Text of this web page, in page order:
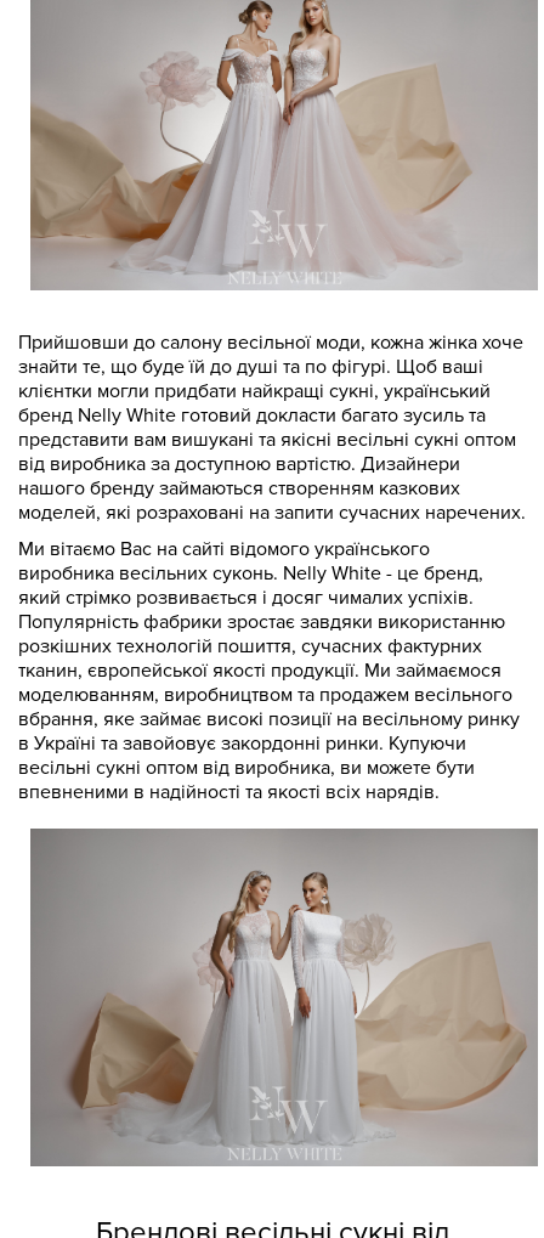
Прийшовши до салону весільної моди, кожна жінка хоче
знайти те, що буде їй до душі та по фігурі. Щоб ваші
клієнтки могли придбати найкращі сукні, український
бренд Nelly White готовий докласти багато зусиль та
представити вам вишукані та якісні весільні сукні оптом
від виробника за доступною вартістю. Дизайнери
нашого бренду займаються створенням казкових
моделей, які розраховані на запити сучасних наречених.
Ми вітаємо Вас на сайті відомого українського
виробника весільних суконь. Nelly White - це бренд,
який стрімко розвивається і досяг чималих успіхів.
Популярність фабрики зростає завдяки використанню
розкішних технологій пошиття, сучасних фактурних
тканин, європейської якості продукції. Ми займаємося
моделюванням, виробництвом та продажем весільного
вбрання, яке займає високі позиції на весільному ринку
в Україні та завойовує закордонні ринки. Купуючи
весільні сукні оптом від виробника, ви можете бути
впевненими в надійності та якості всіх нарядів.